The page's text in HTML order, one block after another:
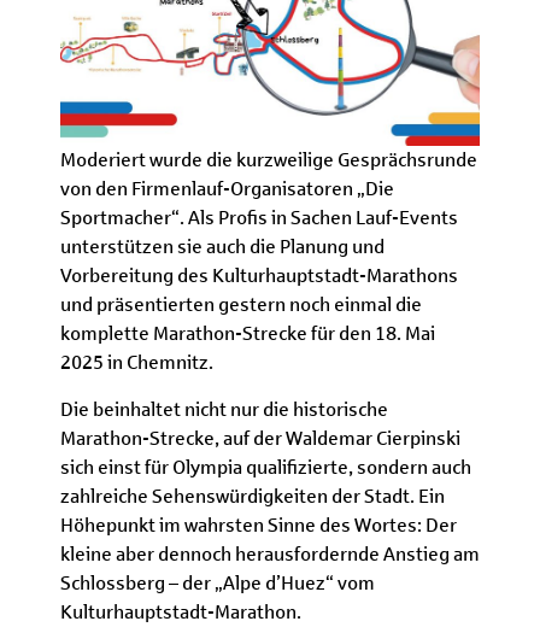
Moderiert wurde die kurzweilige Gesprächsrunde
von den Firmenlauf-Organisatoren „Die
Sportmacher“. Als Profis in Sachen Lauf-Events
unterstützen sie auch die Planung und
Vorbereitung des Kulturhauptstadt-Marathons
und präsentierten gestern noch einmal die
komplette Marathon-Strecke für den 18. Mai
2025 in Chemnitz.
Die beinhaltet nicht nur die historische
Marathon-Strecke, auf der Waldemar Cierpinski
sich einst für Olympia qualifizierte, sondern auch
zahlreiche Sehenswürdigkeiten der Stadt. Ein
Höhepunkt im wahrsten Sinne des Wortes: Der
kleine aber dennoch herausfordernde Anstieg am
Schlossberg – der „Alpe d’Huez“ vom
Kulturhauptstadt-Marathon.